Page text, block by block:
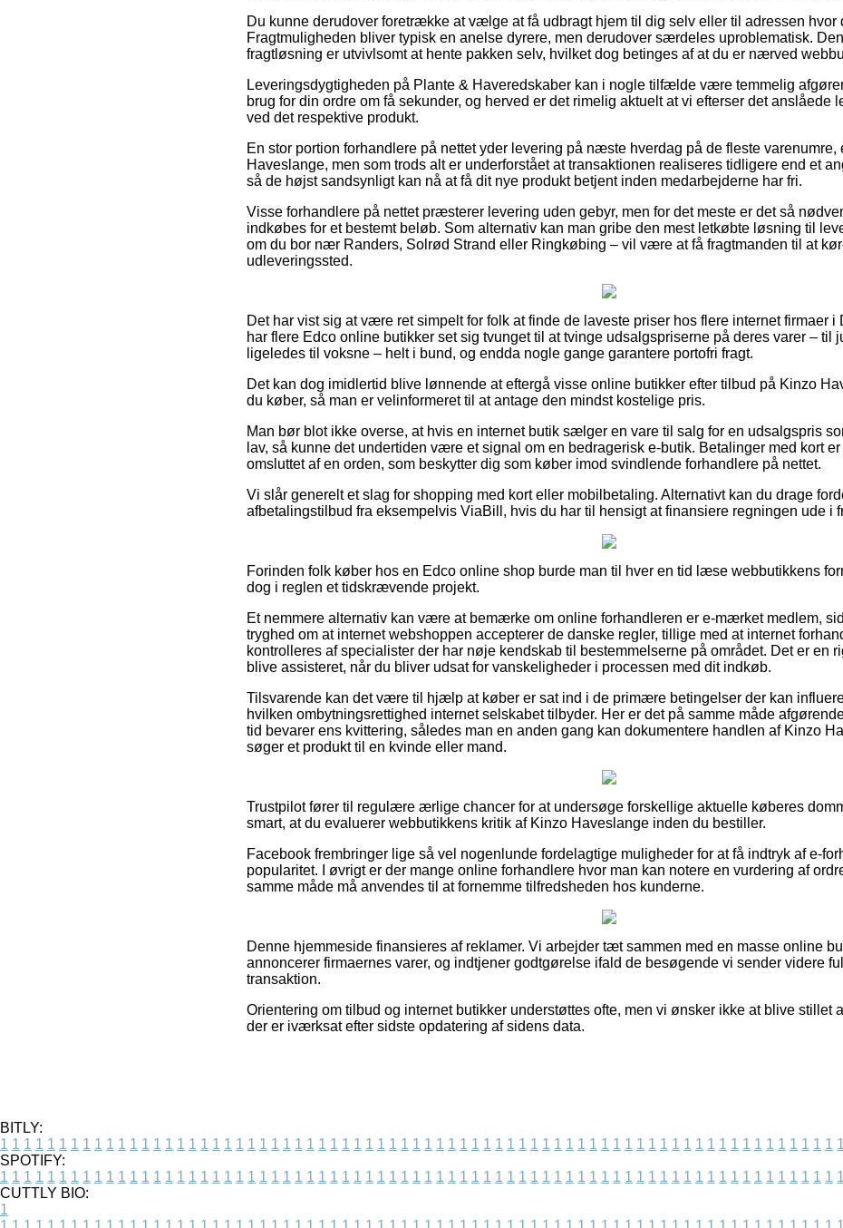
Du kunne derudover foretrække at vælge at få udbragt hjem til dig selv eller til adressen hvor
Fragtmuligheden bliver typisk en anelse dyrere, men derudover særdeles uproblematisk.
fragtløsning er utvivlsomt at hente pakken selv, hvilket dog betinges af at du er nærved
Leveringsdygtigheden på Plante & Haveredskaber kan i nogle tilfælde være temmelig
brug for din ordre om få sekunder, og herved er det rimelig aktuelt at vi efterser det anslåede
ved det respektive produkt.
En stor portion forhandlere på nettet yder levering på næste hverdag på de fleste
Haveslange, men som trods alt er underforstået at transaktionen realiseres tidligere end et
så de højst sandsynligt kan nå at få dit nye produkt betjent inden medarbejderne har fri.
Visse forhandlere på nettet præsterer levering uden gebyr, men for det meste er det så
indkøbes for et bestemt beløb. Som alternativ kan man gribe den mest letkøbte løsning til
om du bor nær Randers, Solrød Strand eller Ringkøbing – vil være at få fragtmanden til at
udleveringssted.
Det har vist sig at være ret simpelt for folk at finde de laveste priser hos flere internet firmaer i
har flere Edco online butikker set sig tvunget til at tvinge udsalgspriserne på deres varer – til
ligeledes til voksne – helt i bund, og endda nogle gange garantere portofri fragt.
Det kan dog imidlertid blive lønnende at eftergå visse online butikker efter tilbud på Kinzo
du køber, så man er velinformeret til at antage den mindst kostelige pris.
Man bør blot ikke overse, at hvis en internet butik sælger en vare til salg for en udsalgspris
lav, så kunne det undertiden være et signal om en bedragerisk e-butik. Betalinger med kort
omsluttet af en orden, som beskytter dig som køber imod svindlende forhandlere på nettet.
Vi slår generelt et slag for shopping med kort eller mobilbetaling. Alternativt kan du drage
afbetalingstilbud fra eksempelvis ViaBill, hvis du har til hensigt at finansiere regningen ude i
Forinden folk køber hos en Edco online shop burde man til hver en tid læse webbutikkens
dog i reglen et tidskrævende projekt.
Et nemmere alternativ kan være at bemærke om online forhandleren er e-mærket medlem,
tryghed om at internet webshoppen accepterer de danske regler, tillige med at internet
kontrolleres af specialister der har nøje kendskab til bestemmelserne på området. Det er en
blive assisteret, når du bliver udsat for vanskeligheder i processen med dit indkøb.
Tilsvarende kan det være til hjælp at køber er sat ind i de primære betingelser der kan
hvilken ombytningsrettighed internet selskabet tilbyder. Her er det på samme måde
tid bevarer ens kvittering, således man en anden gang kan dokumentere handlen af Kinzo
søger et produkt til en kvinde eller mand.
Trustpilot fører til regulære ærlige chancer for at undersøge forskellige aktuelle køberes
smart, at du evaluerer webbutikkens kritik af Kinzo Haveslange inden du bestiller.
Facebook frembringer lige så vel nogenlunde fordelagtige muligheder for at få indtryk af e-
popularitet. I øvrigt er der mange online forhandlere hvor man kan notere en vurdering af
samme måde må anvendes til at fornemme tilfredsheden hos kunderne.
Denne hjemmeside finansieres af reklamer. Vi arbejder tæt sammen med en masse online
annoncerer firmaernes varer, og indtjener godtgørelse ifald de besøgende vi sender videre
transaktion.
Orientering om tilbud og internet butikker understøttes ofte, men vi ønsker ikke at blive stillet
der er iværksat efter sidste opdatering af sidens data.
BITLY:
1 1 1 1 1 1 1 1 1 1 1 1 1 1 1 1 1 1 1 1 1 1 1 1 1 1 1 1 1 1 1 1 1 1 1 1 1 1 1 1 1 1 1 1 1 1 1 1 1 1 1 1 1 1 1 1 1 1 1 1 1 1 1 1 1 1 1 1 1 1 1 1
SPOTIFY:
1 1 1 1 1 1 1 1 1 1 1 1 1 1 1 1 1 1 1 1 1 1 1 1 1 1 1 1 1 1 1 1 1 1 1 1 1 1 1 1 1 1 1 1 1 1 1 1 1 1 1 1 1 1 1 1 1 1 1 1 1 1 1 1 1 1 1 1 1 1 1 1
CUTTLY BIO:
1